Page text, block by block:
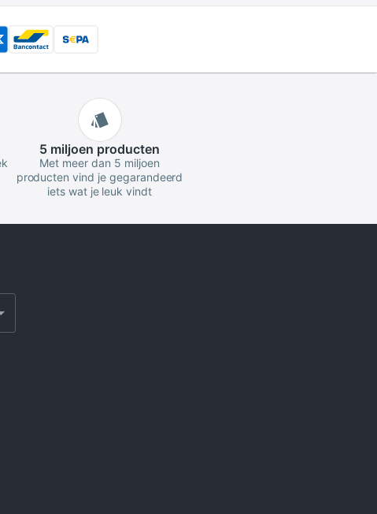
5 miljoen producten
Met meer dan 5 miljoen
producten vind je gegarandeerd
iets wat je leuk vindt